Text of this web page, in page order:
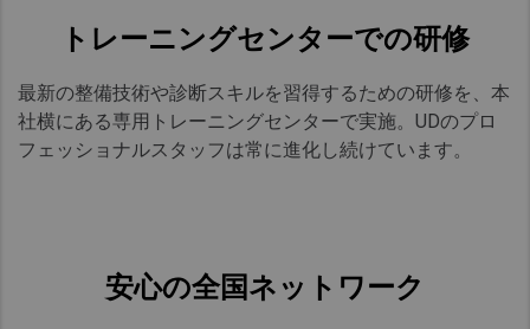
トレーニングセンターでの研修
最新の整備技術や診断スキルを習得するための研修を
本
社横にある専用トレーニングセンターで実施。UDのプロ
フェッショナルスタッフは常に進化し続けています。
安心の全国ネットワーク​